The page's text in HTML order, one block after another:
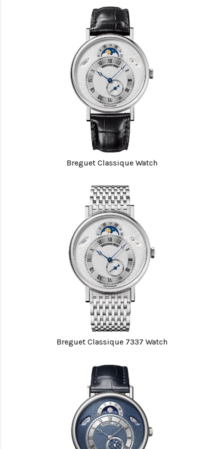
Breguet Classique Watch
Breguet Classique 7337 Watch